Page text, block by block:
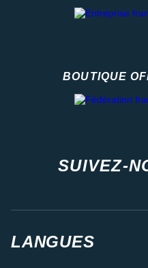
BOUTIQUE
SUIVEZ-
LANGUES